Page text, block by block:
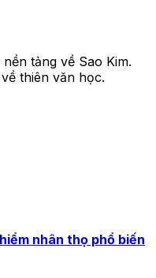
tảng về Sao Kim.
thiên văn học.
nhân thọ phổ biến